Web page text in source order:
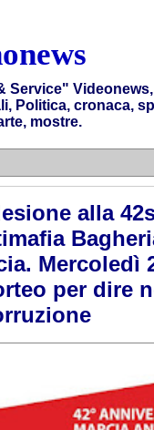
Service"
Politica, cronaca,
mostre.
alla
Mercoledì
per dire